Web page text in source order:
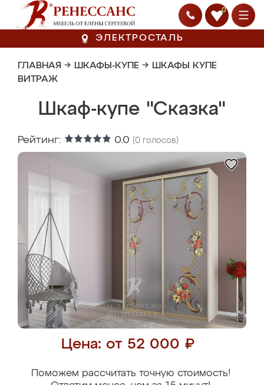
0
ЭЛЕКТРОСТАЛЬ
ГЛАВНАЯ → ШКАФЫ-КУПЕ → ШКАФЫ КУПЕ
ВИТРАЖ
Шкаф-купе "Сказка"
Рейтинг: 0.0 (0 голосов)
Цена: от 52 000 ₽
Поможем рассчитать точную стоимость!